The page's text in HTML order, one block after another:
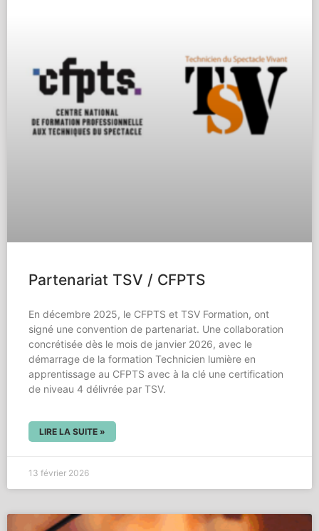
Partenariat TSV / CFPTS
En décembre 2025, le CFPTS et TSV Formation, ont
signé une convention de partenariat. Une collaboration
concrétisée dès le mois de janvier 2026, avec le
démarrage de la formation Technicien lumière en
apprentissage au CFPTS avec à la clé une certification
de niveau 4 délivrée par TSV.
LIRE LA SUITE »
13 février 2026